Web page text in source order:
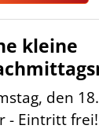
kleine
den
- Eintritt frei!